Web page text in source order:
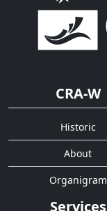
CRA-W
Historic
About
Organigram
Services